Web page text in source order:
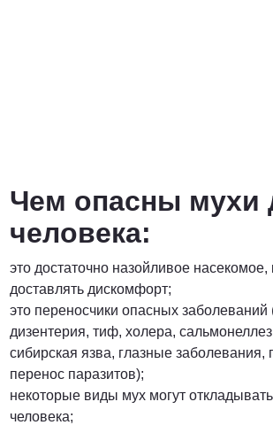
Чем опасны мухи
человека:
это достаточно назойливое
доставлять дискомфорт;
это переносчики опасных заболеваний
дизентерия, тиф, холера,
сибирская язва, глазные заболевания,
перенос паразитов);
некоторые виды мух могут
человека;